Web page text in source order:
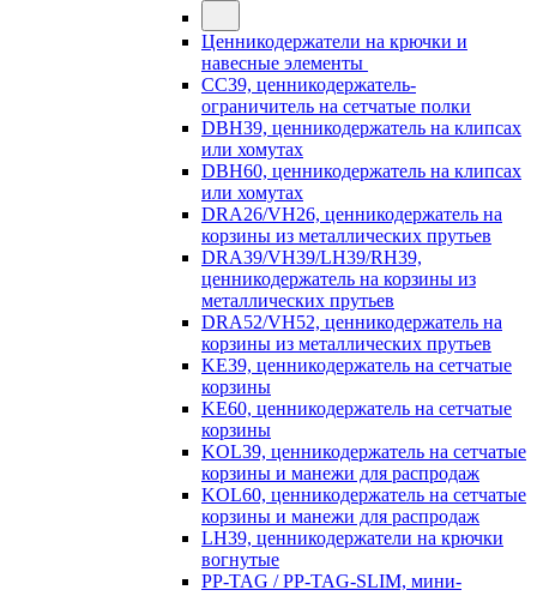
Ценникодержатели на крючки и
навесные элементы
CC39, ценникодержатель-
ограничитель на сетчатые полки
DBH39, ценникодержатель на клипсах
или хомутах
DBH60, ценникодержатель на клипсах
или хомутах
DRA26/VH26, ценникодержатель на
корзины из металлических прутьев
DRA39/VH39/LH39/RH39,
ценникодержатель на корзины из
металлических прутьев
DRA52/VH52, ценникодержатель на
корзины из металлических прутьев
KE39, ценникодержатель на сетчатые
корзины
KE60, ценникодержатель на сетчатые
корзины
KOL39, ценникодержатель на сетчатые
корзины и манежи для распродаж
KOL60, ценникодержатель на сетчатые
корзины и манежи для распродаж
LH39, ценникодержатели на крючки
вогнутые
PP-TAG / PP-TAG-SLIM, мини-